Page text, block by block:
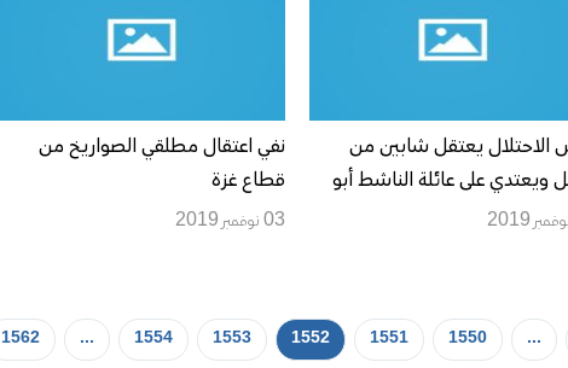
الاحتلال يعتقل شابين من
ويعتدي على عائلة الناشط أبو
نفي اعتقال مطلقي الصواريخ من
قطاع غزة
03 نوفمبر 2019
...
1550
1551
1552
1553
1554
...
1562